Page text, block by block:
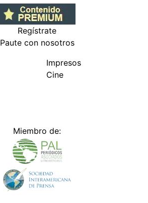
Regístrate
Paute con nosotros
Impresos
Cine
Miembro de: